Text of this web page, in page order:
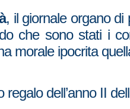
, il giornale organo di
che sono stati i
morale ipocrita
regalo dell’anno II